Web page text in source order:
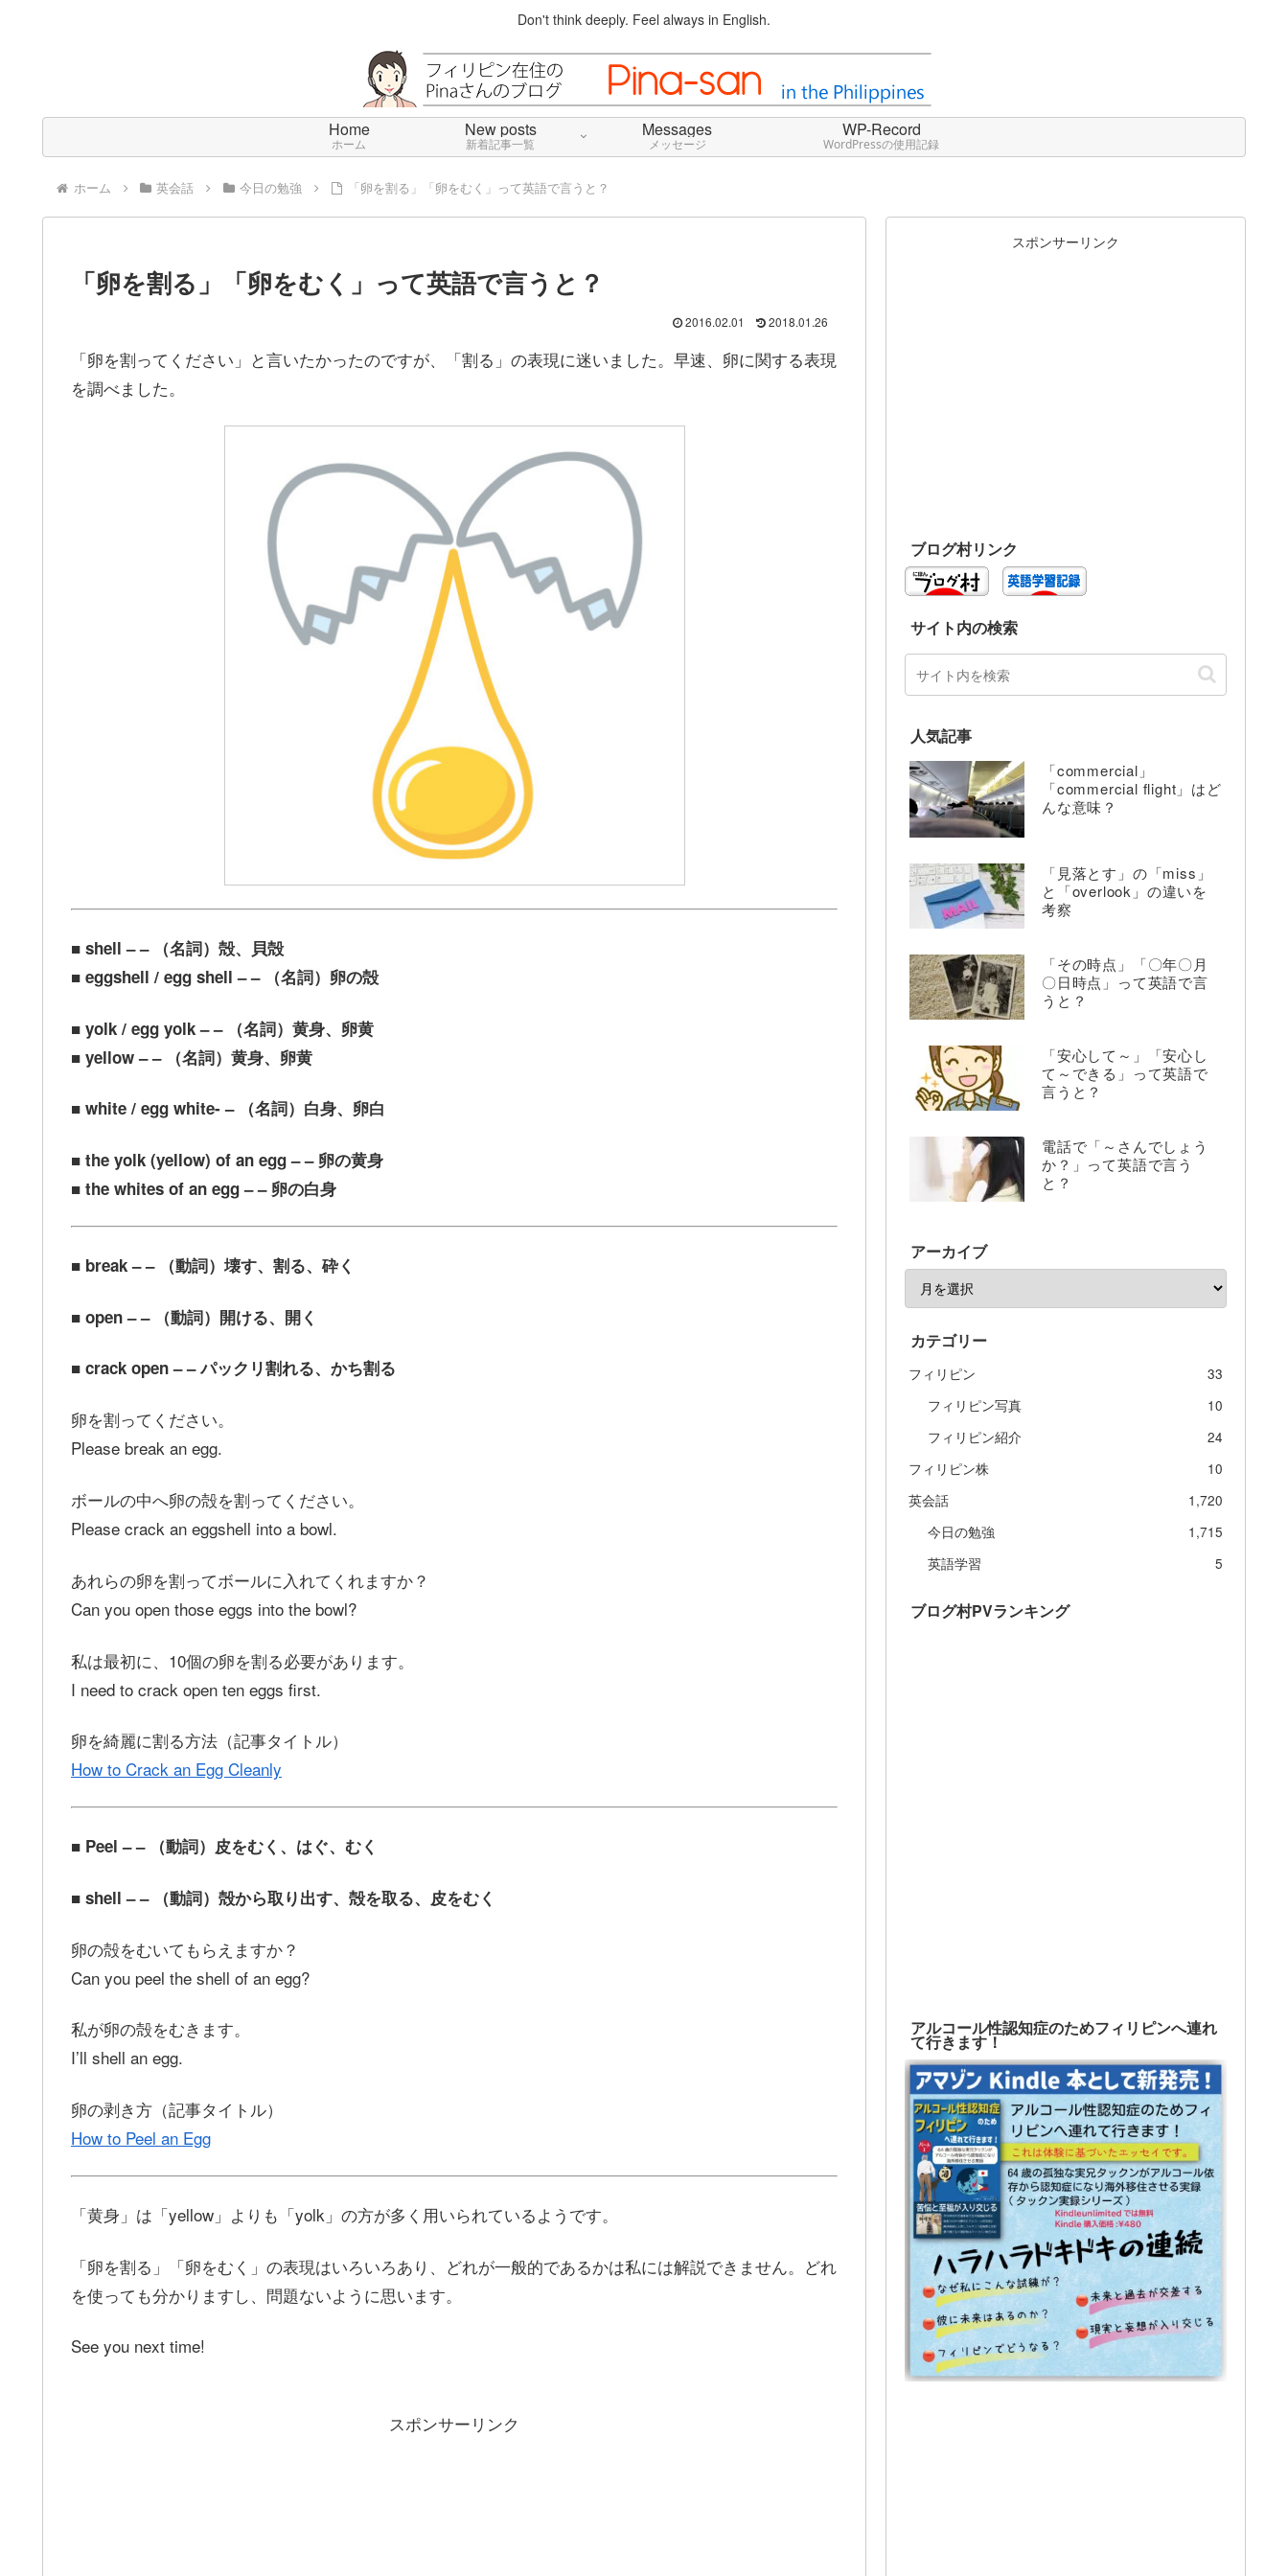
Don't think deeply. Feel always in English.
Home
ホーム
New posts
新着記事一覧
Messages
メッセージ
WP-Record
WordPressの使用記録
ホーム 英会話 今日の勉強 「卵を割る」「卵をむく」って英語で言うと？
「卵を割る」「卵をむく」って英語で言うと？
2016.02.01 2018.01.26
「卵を割ってください」と言いたかったのですが、「割る」の表現に迷いました。早速、卵に関する表現
を調べました。
■ shell – – （名詞）殻、貝殻
■ eggshell / egg shell – – （名詞）卵の殻
■ yolk / egg yolk – – （名詞）黄身、卵黄
■ yellow – – （名詞）黄身、卵黄
■ white / egg white- – （名詞）白身、卵白
■ the yolk (yellow) of an egg – – 卵の黄身
■ the whites of an egg – – 卵の白身
■ break – – （動詞）壊す、割る、砕く
■ open – – （動詞）開ける、開く
■ crack open – – パックリ割れる、かち割る
卵を割ってください。
Please break an egg.
ボールの中へ卵の殻を割ってください。
Please crack an eggshell into a bowl.
あれらの卵を割ってボールに入れてくれますか？
Can you open those eggs into the bowl?
私は最初に、10個の卵を割る必要があります。
I need to crack open ten eggs first.
卵を綺麗に割る方法（記事タイトル）
How to Crack an Egg Cleanly
■ Peel – – （動詞）皮をむく、はぐ、むく
■ shell – – （動詞）殻から取り出す、殻を取る、皮をむく
卵の殻をむいてもらえますか？
Can you peel the shell of an egg?
私が卵の殻をむきます。
I’ll shell an egg.
卵の剥き方（記事タイトル）
How to Peel an Egg
「黄身」は「yellow」よりも「yolk」の方が多く用いられているようです。
「卵を割る」「卵をむく」の表現はいろいろあり、どれが一般的であるかは私には解説できません。どれ
を使っても分かりますし、問題ないように思います。
See you next time!
スポンサーリンク
スポンサーリンク
ブログ村リンク
サイト内の検索
人気記事
「commercial」
「commercial flight」はど
んな意味？
「見落とす」の「miss」
と「overlook」の違いを
考察
「その時点」「〇年〇月
〇日時点」って英語で言
うと？
「安心して～」「安心し
て～できる」って英語で
言うと？
電話で「～さんでしょう
か？」って英語で言う
と？
アーカイブ
カテゴリー
フィリピン
33
フィリピン写真
10
フィリピン紹介
24
フィリピン株
10
英会話
1,720
今日の勉強
1,715
英語学習
5
ブログ村PVランキング
アルコール性認知症のためフィリピンへ連れ
て行きます！